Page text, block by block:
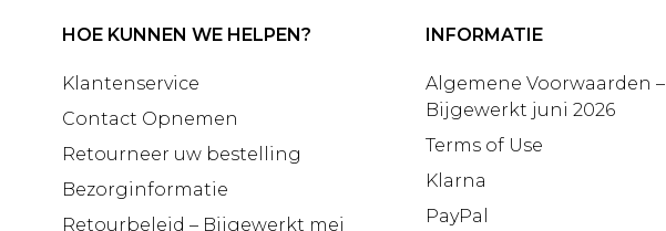
HOE KUNNEN WE HELPEN?
Klantenservice
Contact Opnemen
Retourneer uw bestelling
Bezorginformatie
Retourbeleid – Bijgewerkt mei
INFORMATIE
Algemene Voorwaarden –
Bijgewerkt juni 2026
Terms of Use
Klarna
PayPal